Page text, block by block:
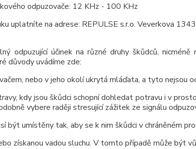
odpuzovače: 12 KHz - 100 KHz
uplatníte na adrese: REPULSE s.r.o. Veverkova
odpuzující účinek na různé druhy škůdců,
důvody uvádíme zde:
nebo v jeho okolí ukrytá mláďata, a tyto nejsou
kdy jsou škůdci schopní dohledat potravu i v
vybere raději stresující zážitek ze signálu
být umístěny tak, aby se k nim škůdci v chráněném
získanou vadou sluchu. V tomto případě může být